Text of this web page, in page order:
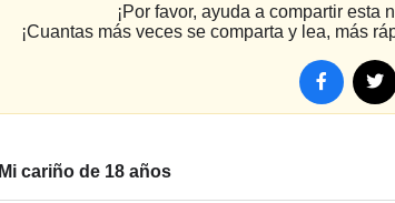
¡Por favor, ayuda a compartir esta
¡Cuantas más veces se comparta y lea, más
Mi cariño de 18 años